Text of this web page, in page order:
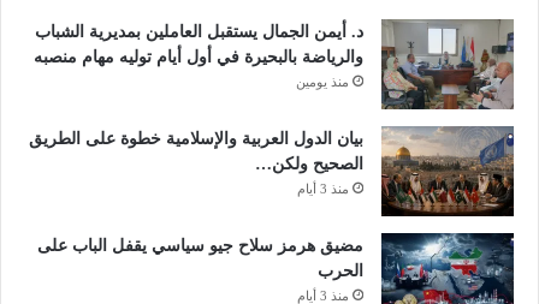
د. أيمن الجمال يستقبل العاملين بمديرية الشباب
والرياضة بالبحيرة في أول أيام توليه مهام منصبه
منذ يومين
بيان الدول العربية والإسلامية خطوة على الطريق
الصحيح ولكن…
منذ 3 أيام
مضيق هرمز سلاح جيو سياسي يقفل الباب على
الحرب
منذ 3 أيام